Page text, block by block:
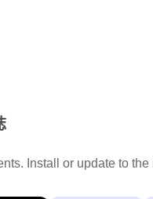
Install or update to